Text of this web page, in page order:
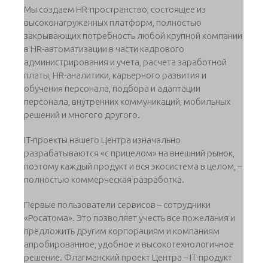
Мы создаем HR-пространство, состоящее из
высоконагруженных платформ, полностью
закрывающих потребность любой крупной компании
в HR-автоматизации в части кадрового
администрирования и учета, расчета заработной
платы, HR-аналитики, карьерного развития и
обучения персонала, подбора и адаптации
персонала, внутренних коммуникаций, мобильных
решений и многого другого.
IT-проекты нашего Центра изначально
разрабатываются «с прицелом» на внешний рынок,
поэтому каждый продукт и вся экосистема в целом, –
полностью коммерческая разработка.
Первые пользователи сервисов – сотрудники
«Росатома». Это позволяет учесть все пожелания и
предложить другим корпорациям и компаниям
апробированное, удобное и высокотехнологичное
решение. Флагманский проект Центра – IT-продукт